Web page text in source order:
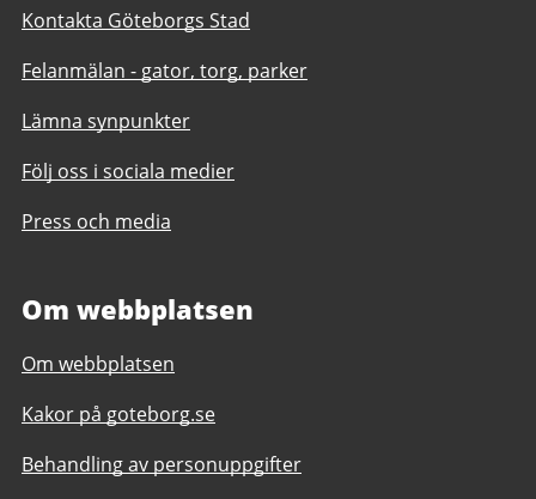
Kontakta Göteborgs Stad
Felanmälan - gator, torg, parker
Lämna synpunkter
Följ oss i sociala medier
Press och media
Om webbplatsen
Om webbplatsen
Kakor på goteborg.se
Behandling av personuppgifter